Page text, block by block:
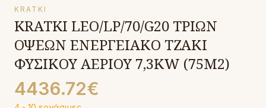
KRATKI
KRATKI LEO/LP/70/G20 ΤΡΙΩΝ
ΟΨΕΩΝ ΕΝΕΡΓΕΙΑΚΟ ΤΖΑΚΙ
ΦΥΣΙΚΟΥ ΑΕΡΙΟΥ 7,3KW (75M2)
4436.72€